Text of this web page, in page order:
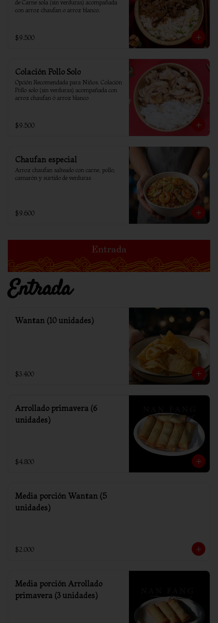
de Carne sola (sin verduras) acompañada
con arroz chaufan o arroz blanco.
$9.500
Colación Pollo Solo
Opción Recomendada para Niños. Colación
Pollo solo (sin verduras) acompañada con
arroz chaufan ó arroz blanco
$9.500
Chaufan especial
Arroz chaufan salteado con carne, pollo,
camarón y surtido de verduras
$9.600
Entrada
Wantan (10 unidades)
$3.400
Arrollado primavera (6
unidades)
$4.800
Media porción Wantan (5
unidades)
$2.000
Media porción Arrollado
primavera (3 unidades)